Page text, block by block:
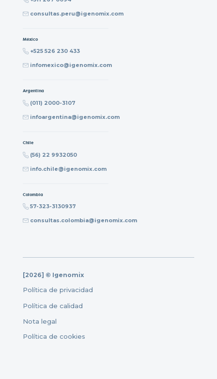
consultas.peru@igenomix.com
México
+525 526 230 433
infomexico@igenomix.com
Argentina
(011) 2000-3107
infoargentina@igenomix.com
Chile
(56) 22 9932050
info.chile@igenomix.com
Colombia
57-323-3130937
consultas.colombia@igenomix.com
[2026] © Igenomix
Política de privacidad
Política de calidad
Nota legal
Política de cookies